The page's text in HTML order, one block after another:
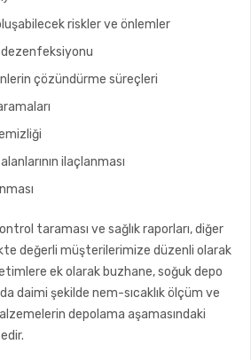
riskler ve önlemler
çözündürme süreçleri
ilaçlanması
taraması ve sağlık raporları, diğer
değerli müşterilerimize düzenli olarak
ek olarak buzhane, soğuk depo
daimi şekilde nem-sıcaklık ölçüm ve
depolama aşamasındaki